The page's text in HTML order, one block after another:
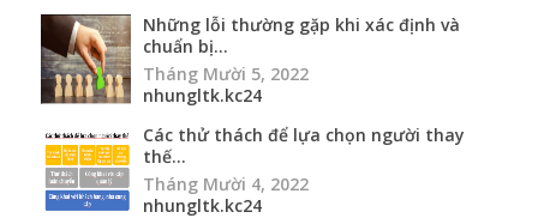
Những lỗi thường gặp khi xác định và
chuẩn bị...
Tháng Mười 5, 2022
nhungltk.kc24
Các thử thách để lựa chọn người thay
thế...
Tháng Mười 4, 2022
nhungltk.kc24